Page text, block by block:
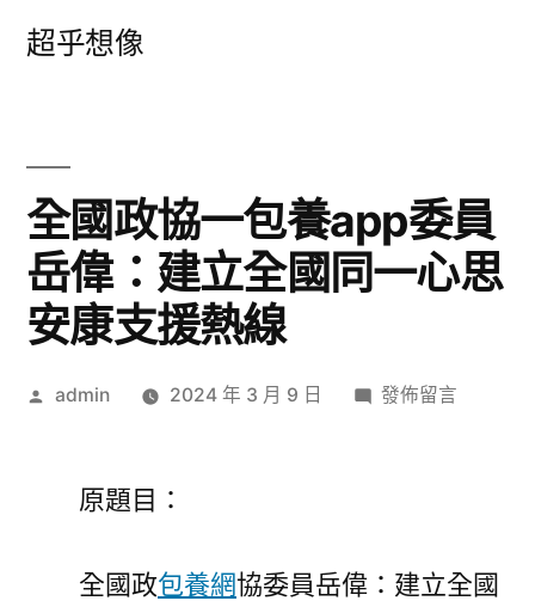
超乎想像
全國政協一包養app委員
岳偉：建立全國同一心思
安康支援熱線
作
admin 2024 年 3 月 9 日
在
包
發佈留言
原題目：
全國政包養網協委員岳偉：建立全國